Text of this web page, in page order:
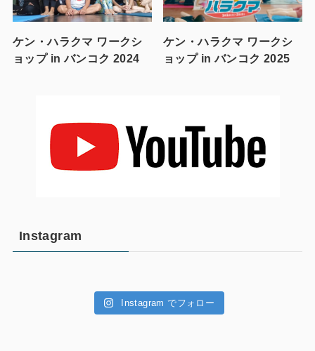
ケン・ハラクマ ワークシ
ョップ in バンコク 2024
ケン・ハラクマ ワークシ
ョップ in バンコク 2025
Instagram
Instagram でフォロー